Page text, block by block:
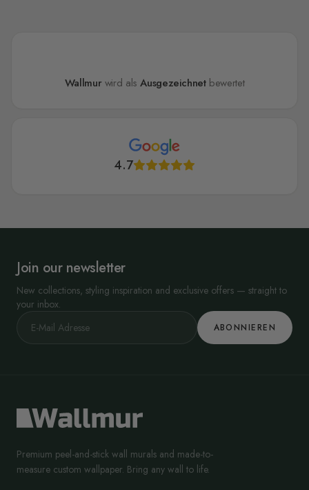
Wallmur wird alsAusgezeichnetbewertet
4.7
Join our newsletter
New collections, styling inspiration and exclusive offers — straight to
your inbox.
ABONNIEREN
Premium peel-and-stick wall murals and made-to-
measure custom wallpaper. Bring any wall to life.